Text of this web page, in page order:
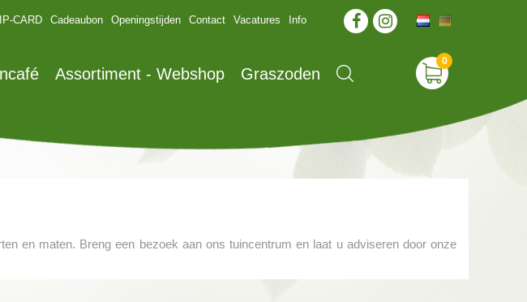
CARD Cadeaubon Openingstijden Contact Vacatures Info
Assortiment - Webshop Graszoden
en maten. Breng een bezoek aan ons tuincentrum en laat u adviseren door onze